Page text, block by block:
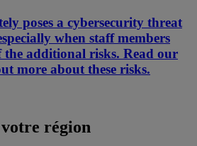
poses a cybersecurity threat
when staff members
the additional risks. Read our
more about these risks.
région